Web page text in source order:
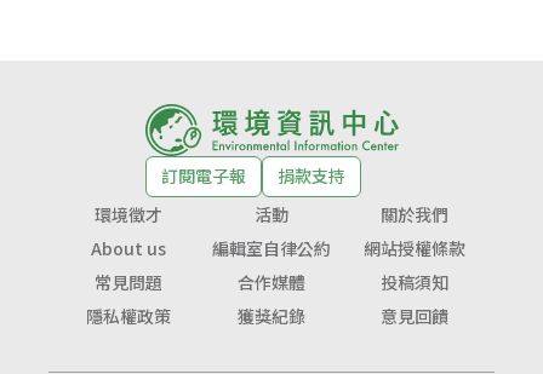
訂閱電子報
捐款支持
環境徵才
活動
關於我們
About us
編輯室自律公約
網站授權條款
常見問題
合作媒體
投稿須知
隱私權政策
獲獎紀錄 意見回饋